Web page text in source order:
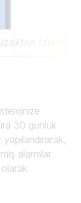
İzleme
30 günlük
alarmlar